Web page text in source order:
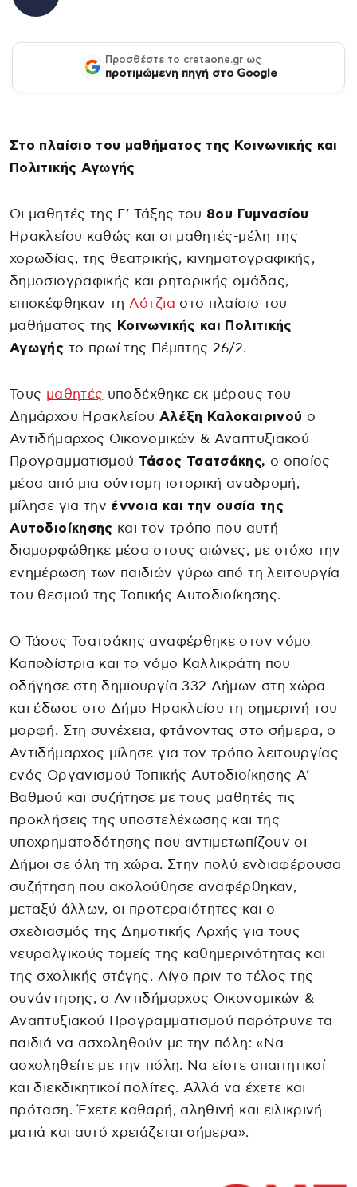
Προσθέστε το cretaone.gr ως
προτιμώμενη πηγή στο Google
Στο πλαίσιο του μαθήματος της Κοινωνικής και
Πολιτικής Αγωγής
Οι μαθητές της Γ’ Τάξης του 8ου Γυμνασίου
Ηρακλείου καθώς και οι μαθητές-μέλη της
χορωδίας, της θεατρικής, κινηματογραφικής,
δημοσιογραφικής και ρητορικής ομάδας,
επισκέφθηκαν τη Λότζια στο πλαίσιο του
μαθήματος της Κοινωνικής και Πολιτικής
Αγωγής το πρωί της Πέμπτης 26/2.
Τους μαθητές υποδέχθηκε εκ μέρους του
Δημάρχου Ηρακλείου Αλέξη Καλοκαιρινού ο
Αντιδήμαρχος Οικονομικών & Αναπτυξιακού
Προγραμματισμού Τάσος Τσατσάκης, ο οποίος
μέσα από μια σύντομη ιστορική αναδρομή,
μίλησε για την έννοια και την ουσία της
Αυτοδιοίκησης και τον τρόπο που αυτή
διαμορφώθηκε μέσα στους αιώνες, με στόχο την
ενημέρωση των παιδιών γύρω από τη λειτουργία
του θεσμού της Τοπικής Αυτοδιοίκησης.
Ο Τάσος Τσατσάκης αναφέρθηκε στον νόμο
Καποδίστρια και το νόμο Καλλικράτη που
οδήγησε στη δημιουργία 332 Δήμων στη χώρα
και έδωσε στο Δήμο Ηρακλείου τη σημερινή του
μορφή. Στη συνέχεια, φτάνοντας στο σήμερα, ο
Αντιδήμαρχος μίλησε για τον τρόπο λειτουργίας
ενός Οργανισμού Τοπικής Αυτοδιοίκησης Α’
Βαθμού και συζήτησε με τους μαθητές τις
προκλήσεις της υποστελέχωσης και της
υποχρηματοδότησης που αντιμετωπίζουν οι
Δήμοι σε όλη τη χώρα. Στην πολύ ενδιαφέρουσα
συζήτηση που ακολούθησε αναφέρθηκαν,
μεταξύ άλλων, οι προτεραιότητες και ο
σχεδιασμός της Δημοτικής Αρχής για τους
νευραλγικούς τομείς της καθημερινότητας και
της σχολικής στέγης. Λίγο πριν το τέλος της
συνάντησης, ο Αντιδήμαρχος Οικονομικών &
Αναπτυξιακού Προγραμματισμού παρότρυνε τα
παιδιά να ασχοληθούν με την πόλη: «Να
ασχοληθείτε με την πόλη. Να είστε απαιτητικοί
και διεκδικητικοί πολίτες. Αλλά να έχετε και
πρόταση. Έχετε καθαρή, αληθινή και ειλικρινή
ματιά και αυτό χρειάζεται σήμερα».